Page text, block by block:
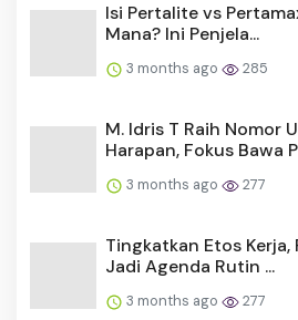
Isi Pertalite vs
Mana? Ini Penjela...
3 months ago 285
M. Idris T Raih Nomor
Harapan, Fokus Bawa
3 months ago 277
Tingkatkan Etos
Jadi Agenda Rutin ...
3 months ago 277